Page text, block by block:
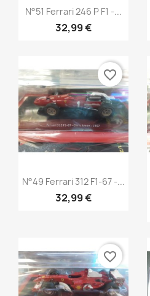
 Aperçu rapide
N°51 Ferrari 246 P F1 -...
32,99 €
 Aperçu rapide
N°49 Ferrari 312 F1-67 -...
32,99 €
favorite_border
favorite_border